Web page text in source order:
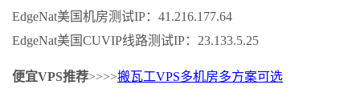
EdgeNat美国机房测试IP：41.216.177.64
EdgeNat美国CUVIP线路测试IP：23.133.5.25
便宜VPS推荐>>>>搬瓦工VPS多机房多方案可选